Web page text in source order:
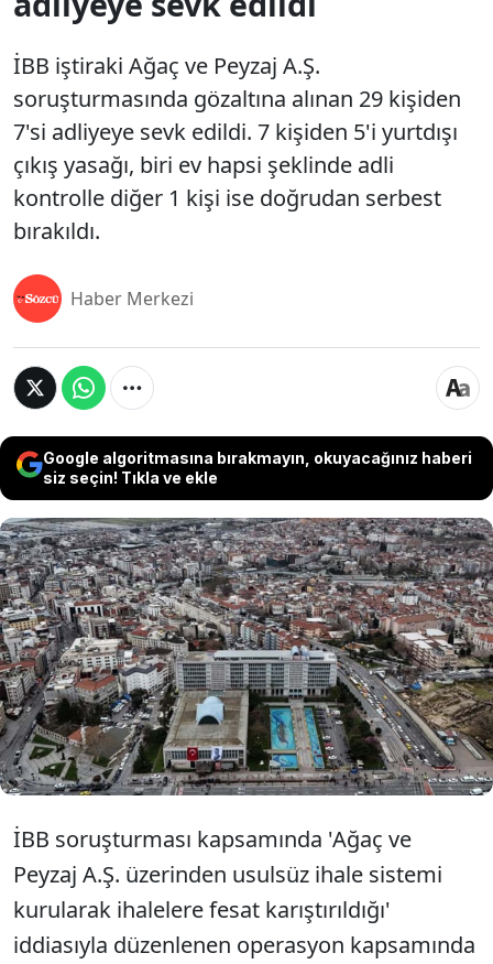
İBB iştiraki Ağaç ve Peyzaj A.Ş.
soruşturmasında gözaltına alınan 29 kişiden
7'si adliyeye sevk edildi. 7 kişiden 5'i yurtdışı
çıkış yasağı, biri ev hapsi şeklinde adli
kontrolle diğer 1 kişi ise doğrudan serbest
bırakıldı.
Haber Merkezi
Google algoritmasına bırakmayın, okuyacağınız haberi
siz seçin! Tıkla ve ekle
İBB iştiraki Ağaç ve Peyzaj A.Ş.
soruşturmasında gözaltına alınan 29 kişiden
7'si adliyeye sevk edildi. 7 kişiden 5'i yurtdışı
çıkış yasağı, biri ev hapsi şeklinde adli
kontrolle diğer 1 kişi ise doğrudan serbest
bırakıldı.
İBB soruşturması kapsamında 'Ağaç ve
Peyzaj A.Ş. üzerinden usulsüz ihale sistemi
kurularak ihalelere fesat karıştırıldığı'
iddiasıyla düzenlenen operasyon kapsamında